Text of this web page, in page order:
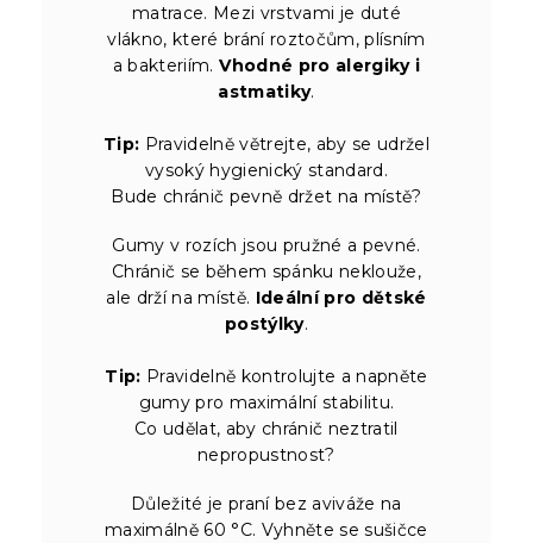
matrace. Mezi vrstvami je duté
vlákno, které brání roztočům, plísním
a bakteriím.Vhodné pro alergiky i
astmatiky.
Tip: Pravidelně větrejte, aby se udržel
vysoký hygienický standard.
Bude chránič pevně držet na místě?
Gumy v rozích jsou pružné a pevné.
Chránič se během spánku neklouže,
ale drží na místě. Ideální pro dětské
postýlky.
Tip: Pravidelně kontrolujte a napněte
gumy pro maximální stabilitu.
Co udělat, aby chránič neztratil
nepropustnost?
Důležité je praní bez aviváže na
maximálně 60 °C. Vyhněte se sušičce